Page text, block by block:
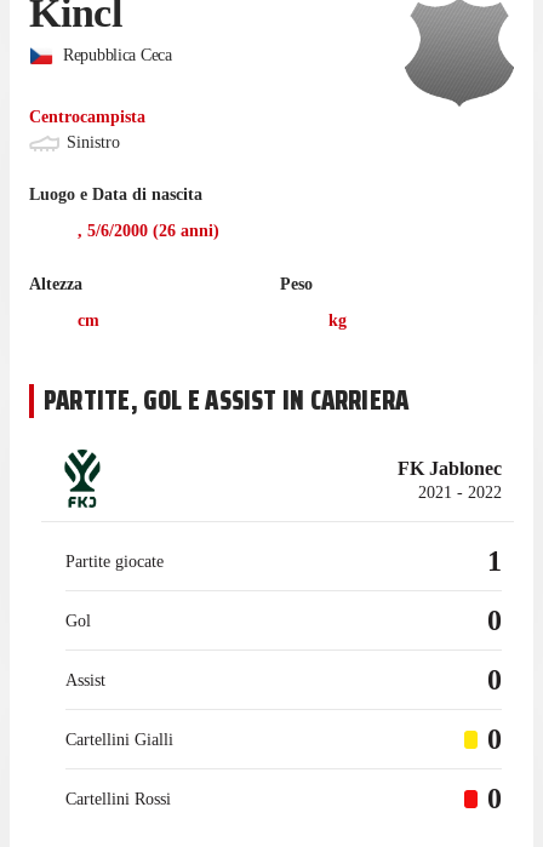
Kincl
Repubblica Ceca
Centrocampista
Sinistro
Luogo e Data di nascita
, 5/6/2000 (26 anni)
Altezza
cm
Peso
kg
PARTITE, GOL E ASSIST IN CARRIERA
FK Jablonec
2021 - 2022
Partite giocate 1
Gol 0
Assist 0
Cartellini Gialli 0
Cartellini Rossi 0